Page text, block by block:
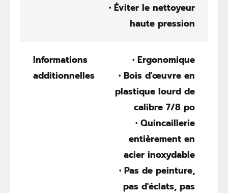
• Éviter le nettoyeur
haute pression
Informations
additionnelles
• Ergonomique
• Bois d'œuvre en
plastique lourd de
calibre 7/8 po
• Quincaillerie
entièrement en
acier inoxydable
• Pas de peinture,
pas d'éclats, pas